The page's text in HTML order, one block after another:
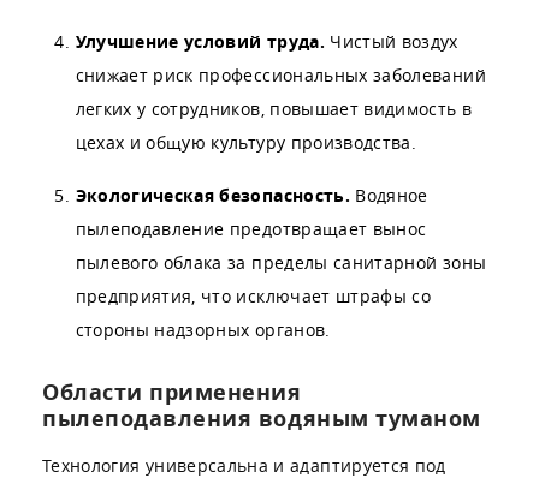
Улучшение условий труда. Чистый воздух
снижает риск профессиональных заболеваний
легких у сотрудников, повышает видимость в
цехах и общую культуру производства.
Экологическая безопасность. Водяное
пылеподавление предотвращает вынос
пылевого облака за пределы санитарной зоны
предприятия, что исключает штрафы со
стороны надзорных органов.
Области применения
пылеподавления водяным туманом
Технология универсальна и адаптируется под